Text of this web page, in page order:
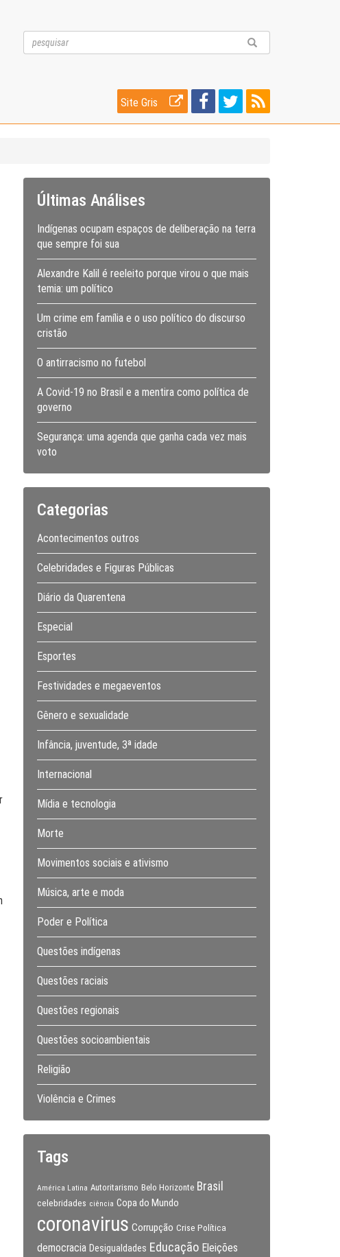
Site Gris
Últimas Análises
Indígenas ocupam espaços de deliberação na terra
que sempre foi sua
Alexandre Kalil é reeleito porque virou o que mais
temia: um político
Um crime em família e o uso político do discurso
cristão
O antirracismo no futebol
A Covid-19 no Brasil e a mentira como política de
governo
Segurança: uma agenda que ganha cada vez mais
voto
Categorias
Acontecimentos outros
Celebridades e Figuras Públicas
Diário da Quarentena
Especial
Esportes
Festividades e megaeventos
Gênero e sexualidade
Infância, juventude, 3ª idade
Internacional
Mídia e tecnologia
Morte
Movimentos sociais e ativismo
Música, arte e moda
Poder e Política
Questões indígenas
Questões raciais
Questões regionais
Questões socioambientais
Religião
Violência e Crimes
Tags
América Latina Autoritarismo Belo Horizonte Brasil
celebridades ciência Copa do Mundo
coronavirus Corrupção Crise Política
democracia Desigualdades Educação Eleições